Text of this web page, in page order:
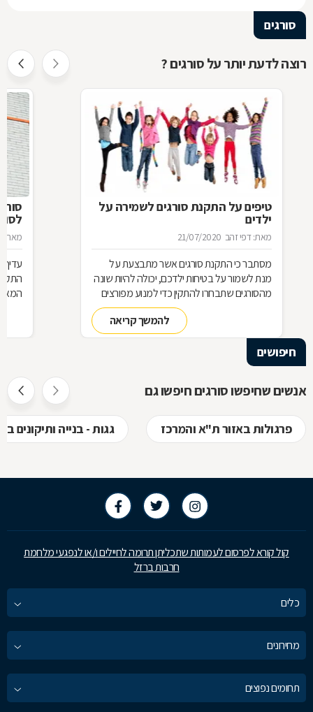
סורגים
רוצה לדעת יותר על סורגים ?
טיפים על התקנת סורגים לשמירה על
ילדים
מאת: דפי זהב 21/07/2020
מסתבר כי התקנת סורגים אשר מתבצעת על
מנת לשמור על בטיחות ילדכם, יכולה להיות שונה
מהסורגים שתבחרו להתקין כדי למנוע מפורצים
להיכנס לביתכם. אילו סורגים מתאימים לשמירה
על בטיחות ילדכם? מדוע חשוב להקפיד על
סורגים מגולוונים? כיצד ניתן למנוע היווצרות חלודה
על הסורגים? כל הטיפים לפניכם
להמשך קריאה
מאת:
חיפושים
אנשים שחיפשו סורגים חיפשו גם
פרגולות באזור ת"א והמרכז גגות - בנייה ותיקונים
קול קורא לפרסום לעמותות שתכליתן תרומה לחיילים ו/או לנפגעי מלחמת
חרבות ברזל
כלים
מחירונים
תחומים נפוצים